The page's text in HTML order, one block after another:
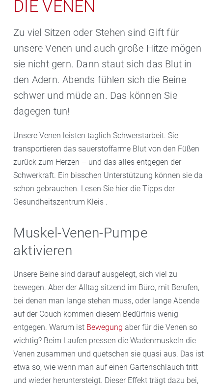
DIE VENEN
Zu viel Sitzen oder Stehen sind Gift für
unsere Venen und auch große Hitze mögen
sie nicht gern. Dann staut sich das Blut in
den Adern. Abends fühlen sich die Beine
schwer und müde an. Das können Sie
dagegen tun!
Unsere Venen leisten täglich Schwerstarbeit. Sie
transportieren das sauerstoffarme Blut von den Füßen
zurück zum Herzen – und das alles entgegen der
Schwerkraft. Ein bisschen Unterstützung können sie da
schon gebrauchen. Lesen Sie hier die Tipps der
Gesundheitszentrum Kleis .
Muskel-Venen-Pumpe
aktivieren
Unsere Beine sind darauf ausgelegt, sich viel zu
bewegen. Aber der Alltag sitzend im Büro, mit Berufen,
bei denen man lange stehen muss, oder lange Abende
auf der Couch kommen diesem Bedürfnis wenig
entgegen. Warum ist Bewegung aber für die Venen so
wichtig? Beim Laufen pressen die Wadenmuskeln die
Venen zusammen und quetschen sie quasi aus. Das ist
etwa so, wie wenn man auf einen Gartenschlauch tritt
und wieder heruntersteigt. Dieser Effekt trägt dazu bei,